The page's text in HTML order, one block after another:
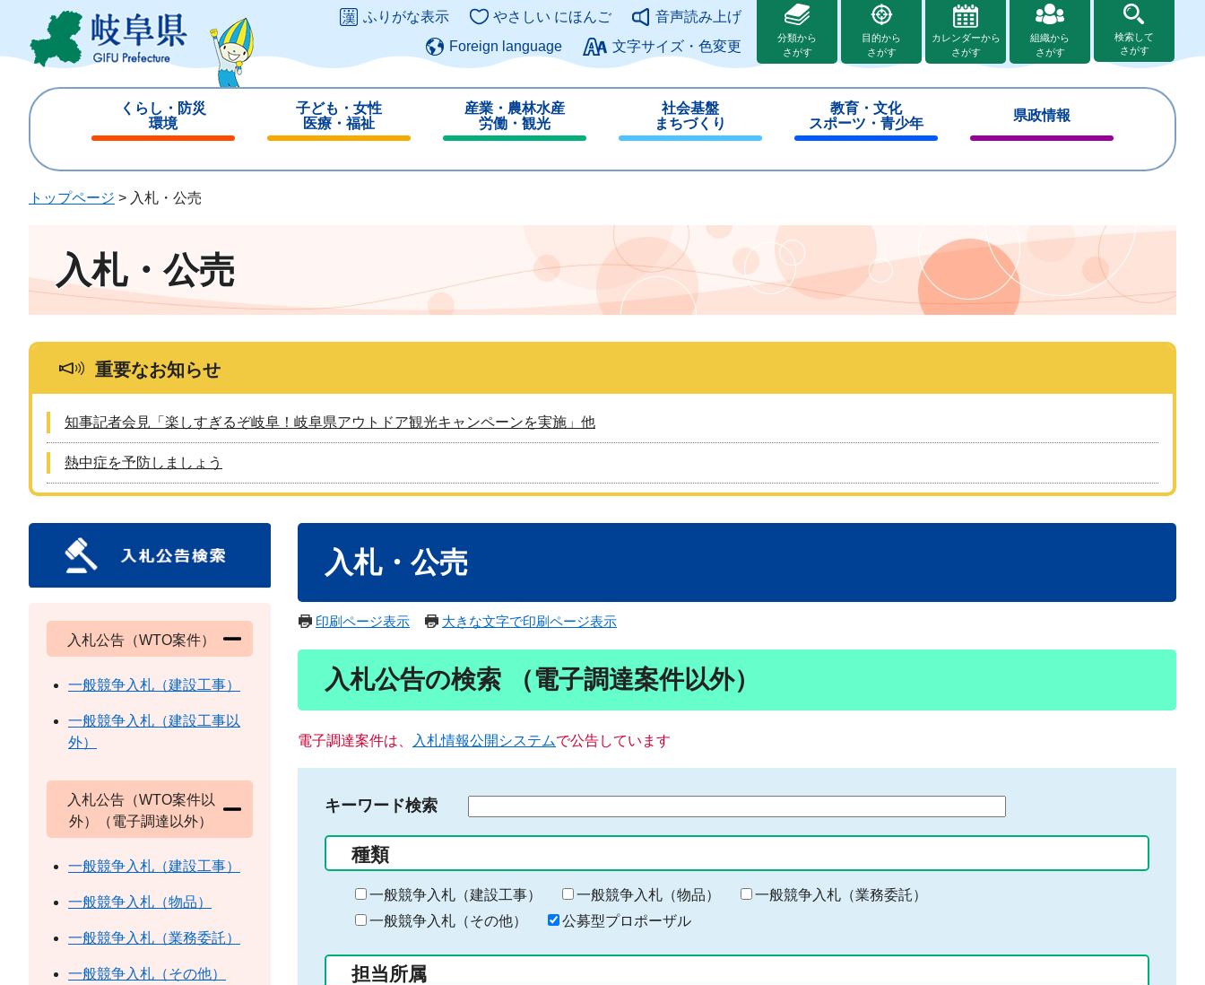
ジ
ュ
このページの本文へ
ふりがな表示 やさしい にほんご
音声読み上げ
Foreign language
文字サイズ・色変更
分類から
さがす
目的から
さがす
カレンダーから
さがす
組織から
さがす
検索して
さがす
くらし・防災
環境
じ
子ども・女性
医療・福祉
じ
産業・農林水産
労働・観光
じ
社会基盤
まちづくり
じ
教育・文化
スポーツ・青少年
じ
県政情報
じ
トップページ > 入札・公売
入札・公売
重要なお知らせ
知事記者会見「楽しすぎるぞ岐阜！岐阜県アウトドア観光キャンペーンを実施」他
熱中症を予防しましょう
入札・公売
印刷ページ表示 大きな文字で印刷ページ表示
入札公告の検索 （電子調達案件以外）
電子調達案件は、 入札情報公開システムで公告しています
キーワード検索
る
キ
ー
ー
種類
一般競争入札（建設工事） 一般競争入札（物品）
一般競争入札（業務委託）
一般競争入札（その他）
公募型プロポーザル
担当所属
入札公告（WTO案件）
一般競争入札（建設工事）
一般競争入札（建設工事以
外）
入札公告（WTO案件以
外）（電子調達以外）
一般競争入札（建設工事）
一般競争入札（物品）
一般競争入札（業務委託）
一般競争入札（その他）